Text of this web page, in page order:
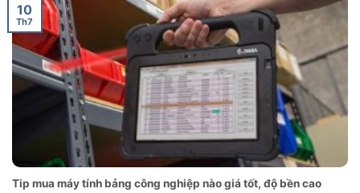
Tip mua máy tính bảng công nghiệp nào giá tốt, độ bền cao
10
Th7